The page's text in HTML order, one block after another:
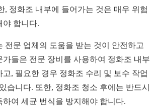
, 정화조 내부에 들어가는 것은 매우 위험
야 합니다.
전문 업체의 도움을 받는 것이 안전하고
가들은 전문 장비를 사용하여 정화조 내부
, 필요한 경우 정화조 수리 및 보수 작업
습니다. 또한, 정화조 청소 후에는 반드시
하여 세균 번식을 방지해야 합니다.